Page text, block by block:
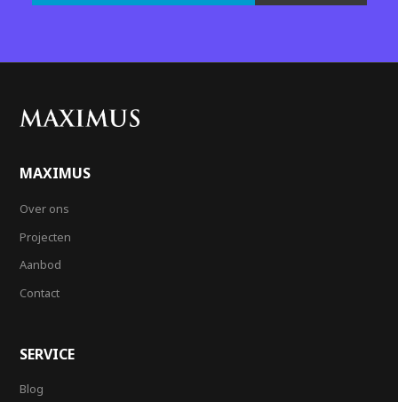
MAXIMUS
Over ons
Projecten
Aanbod
Contact
SERVICE
Blog